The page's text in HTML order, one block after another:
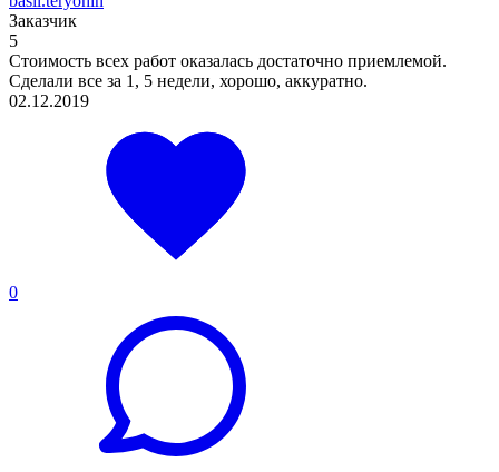
Заказчик
5
Стоимость всех работ оказалась достаточно приемлемой.
Сделали все за 1, 5 недели, хорошо, аккуратно.
02.12.2019
0